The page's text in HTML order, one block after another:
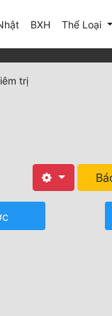
(current)
BXH Thể Loại
trị